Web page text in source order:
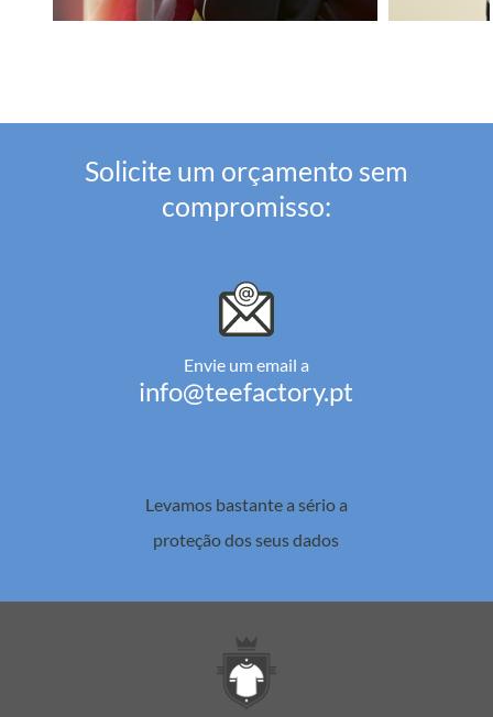
Solicite um orçamento sem
compromisso:
Envie um email a
info@teefactory.pt
Levamos bastante a sério a
proteção dos seus dados